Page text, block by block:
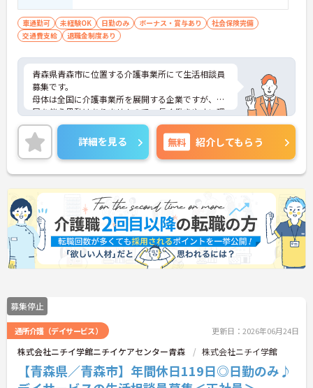
車通勤可 未経験OK 日勤のみ ボーナス・賞与あり
社会保険完備
交通費支給
退職金制度あり
青森県青森市に位置する介護事業所にて生活相談員
募集です。
母体は全国に介護事業所を展開する企業ですが、転
居を伴う異動はありませんので、長く働きやすい環
境です！
ご興味ある方には、面接対策ポイントなど、さらに
詳細をお話しいたしますのでお気軽にご相談くださ
い！
詳細を見る 無料 紹介してもらう
募集停止
通所介護（デイサービス） 更新日：2026年06月24日
株式会社ニチイ学館ニチイケアセンター青森 株式会社ニチイ学館
【青森県／青森市】年間休日119日◎日勤のみ♪